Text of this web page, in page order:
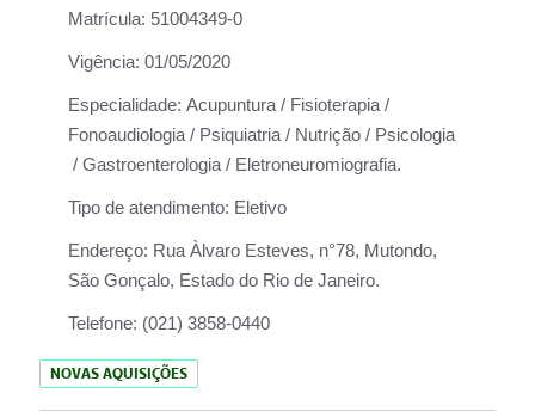
Matrícula: 51004349-0
Vigência: 01/05/2020
Especialidade: Acupuntura / Fisioterapia /
Fonoaudiologia / Psiquiatria / Nutrição / Psicologia
/ Gastroenterologia / Eletroneuromiografia.
Tipo de atendimento: Eletivo
Endereço: Rua Àlvaro Esteves, n°78, Mutondo,
São Gonçalo, Estado do Rio de Janeiro.
Telefone: (021) 3858-0440
NOVAS AQUISIÇÕES